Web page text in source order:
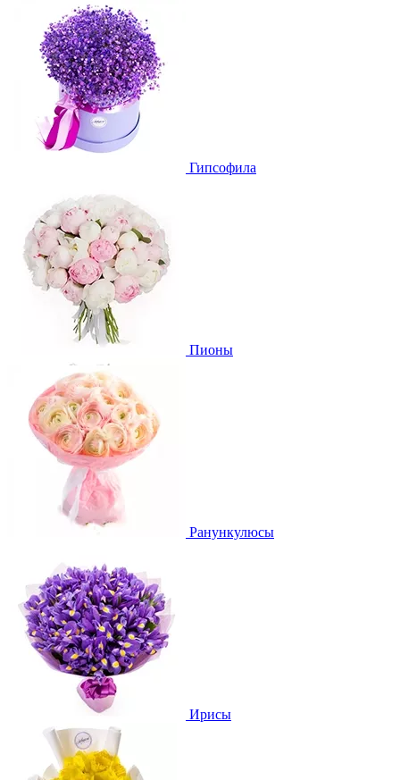
Гипсофила
Пионы
Ранункулюсы
Ирисы